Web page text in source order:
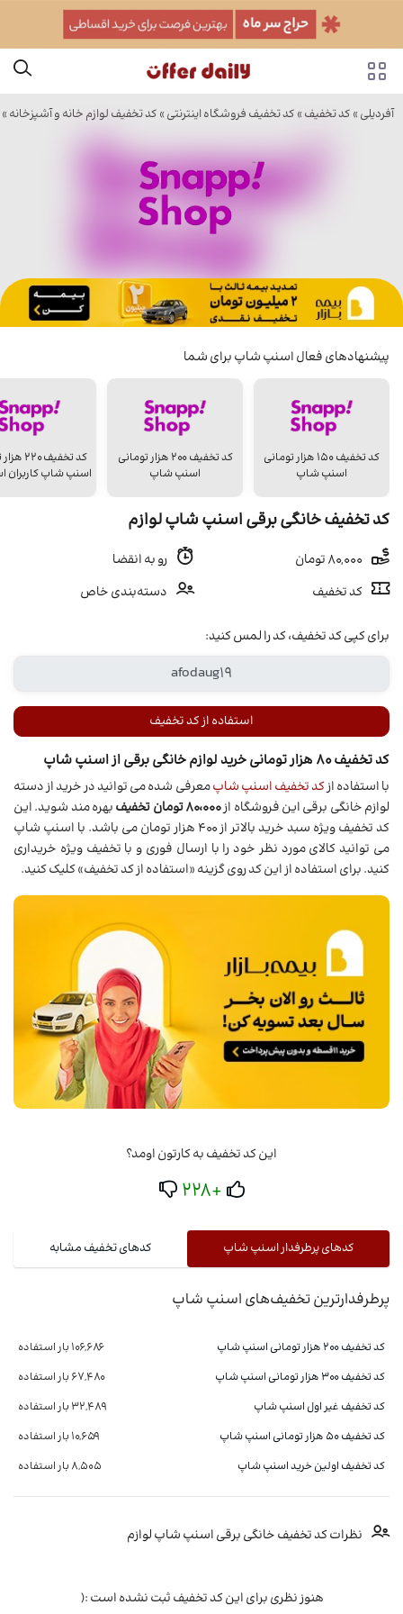
آفردیلی » کد تخفیف » کد تخفیف فروشگاه اینترنتی » کد تخفیف لوازم خانه و آشپزخانه »
پیشنهادهای فعال اسنپ شاپ برای شما
کد تخفیف ۱۵۰ هزار تومانی
اسنپ شاپ
کد تخفیف ۲۰۰ هزار تومانی
اسنپ شاپ
کد تخفیف
اسنپ شاپ کاربران
کد تخفیف خانگی برقی اسنپ شاپ لوازم
رو به انقضا
کد تخفیف
دسته‌بندی خاص
برای کپی کد تخفیف، کد را لمس کنید:
استفاده از کد تخفیف
کد تخفیف 80 هزار تومانی خرید لوازم خانگی برقی از اسنپ شاپ
با استفاده ازکد تخفیف اسنپ شاپمعرفی شده می توانید در خرید از دسته
لوازم خانگی برقی این فروشگاه از80،000 تومان تخفیف
بهره مند شوید. این
کد تخفیف ویژه سبد خرید بالاتر از 400 هزار تومان می باشد. با اسنپ شاپ
می توانید کالای مورد نظر خود را با ارسال فوری و با تخفیف ویژه خریداری
کنید. برای استفاده از این کد روی گزینه «استفاده از کد تخفیف» کلیک کنید.
این کد تخفیف به کارتون اومد؟
+228
کدهای پرطرفدار اسنپ شاپ کدهای تخفیف مشابه
پرطرفدارترین تخفیف‌های اسنپ شاپ
کد تخفیف ۲۰۰ هزار تومانی اسنپ شاپ
106,686 بار استفاده
کد تخفیف 300 هزار تومانی اسنپ شاپ
67,480 بار استفاده
کد تخفیف غیر اول اسنپ شاپ
32,489 بار استفاده
کد تخفیف ۵۰ هزار تومانی اسنپ شاپ
10,659 بار استفاده
کد تخفیف اولین خرید اسنپ شاپ
8,505 بار استفاده
نظرات کد تخفیف خانگی برقی اسنپ شاپ لوازم
هنوز نظری برای این کد تخفیف ثبت نشده است :(